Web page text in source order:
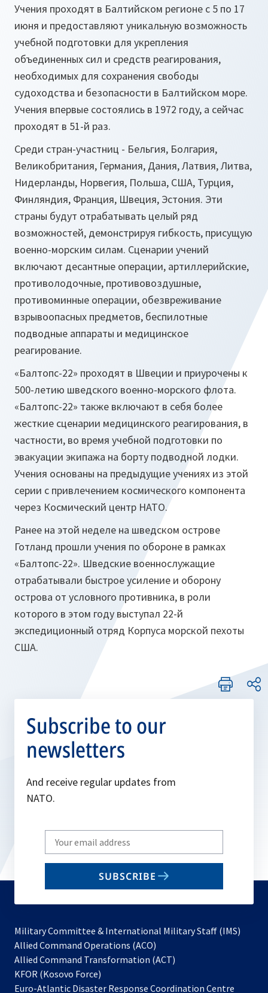
Учения проходят в Балтийском регионе с 5 по 17
июня и предоставляют уникальную возможность
учебной подготовки для укрепления
объединенных сил и средств реагирования,
необходимых для сохранения свободы
судоходства и безопасности в Балтийском море.
Учения впервые состоялись в 1972 году, а сейчас
проходят в 51-й раз.
Среди стран-участниц - Бельгия, Болгария,
Великобритания, Германия, Дания, Латвия, Литва,
Нидерланды, Норвегия, Польша, США, Турция,
Финляндия, Франция, Швеция, Эстония. Эти
страны будут отрабатывать целый ряд
возможностей, демонстрируя гибкость, присущую
военно-морским силам. Сценарии учений
включают десантные операции, артиллерийские,
противолодочные, противовоздушные,
противоминные операции, обезвреживание
взрывоопасных предметов, беспилотные
подводные аппараты и медицинское
реагирование.
«Балтопс-22» проходят в Швеции и приурочены к
500-летию шведского военно-морского флота.
«Балтопс-22» также включают в себя более
жесткие сценарии медицинского реагирования, в
частности, во время учебной подготовки по
эвакуации экипажа на борту подводной лодки.
Учения основаны на предыдущие учениях из этой
серии с привлечением космического компонента
через Космический центр НАТО.
Ранее на этой неделе на шведском острове
Готланд прошли учения по обороне в рамках
«Балтопс-22». Шведские военнослужащие
отрабатывали быстрое усиление и оборону
острова от условного противника, в роли
которого в этом году выступал 22-й
экспедиционный отряд Корпуса морской пехоты
США.
Subscribe to our
newsletters
And receive regular updates from
NATO.
Write
your
email
SUBSCRIBE
Military Committee & International Military Staff (IMS)
Allied Command Operations (ACO)
in
new
Allied Command Transformation (ACT)
a
KFOR (Kosovo Force)
in
Euro-Atlantic Disaster Response Coordination Centre